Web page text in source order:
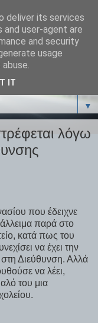
▼
λόγω
που έδειχνε
παρά στο
κατά πως του
να έχει την
Διεύθυνση. Αλλά
να λέει,
του μια
deliver its services
and user-agent are
and security
usage
IT